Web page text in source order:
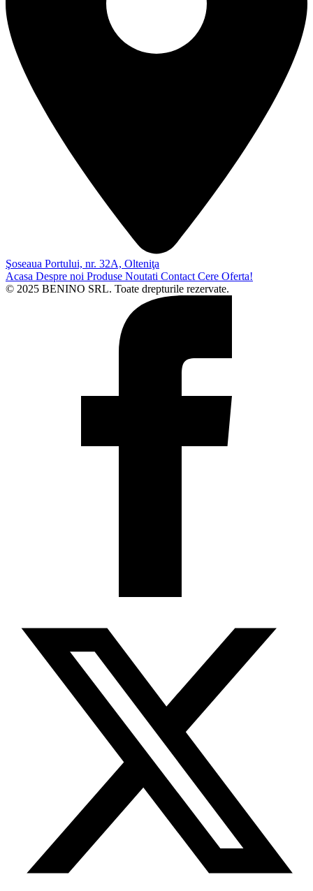
Şoseaua Portului, nr. 32A, Olteniţa
Acasa Despre noi Produse Noutati Contact Cere Oferta!
© 2025 BENINO SRL. Toate drepturile rezervate.